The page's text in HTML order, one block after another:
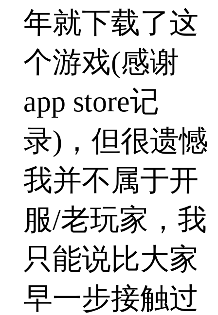
年就下载了这
个游戏(感谢
app store记
录)，但很遗憾
我并不属于开
服/老玩家，我
只能说比大家
早一步接触过